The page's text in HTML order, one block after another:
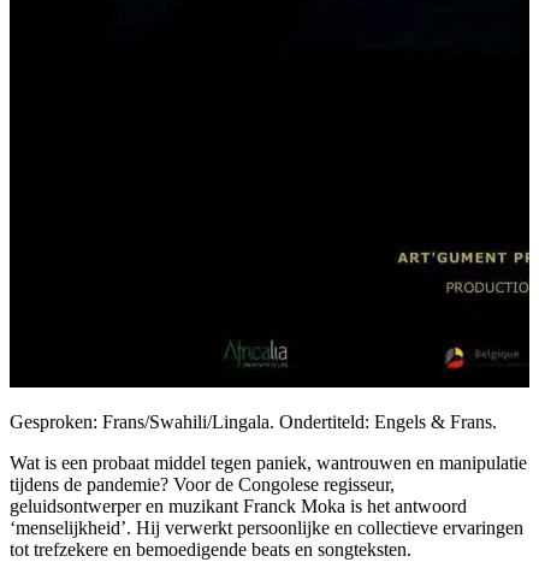
Gesproken: Frans/Swahili/Lingala. Ondertiteld: Engels & Frans.
Wat is een probaat middel tegen paniek, wantrouwen en manipulatie
tijdens de pandemie? Voor de Congolese regisseur,
geluidsontwerper en muzikant Franck Moka is het antwoord
‘menselijkheid’. Hij verwerkt persoonlijke en collectieve ervaringen
tot trefzekere en bemoedigende beats en songteksten.